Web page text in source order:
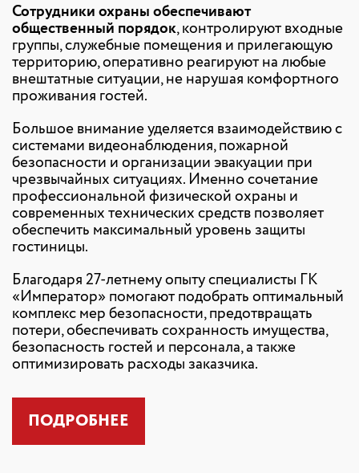
Сотрудники охраны обеспечивают
общественный порядок, контролируют входные
группы, служебные помещения и прилегающую
территорию, оперативно реагируют на любые
внештатные ситуации, не нарушая комфортного
проживания гостей.
Большое внимание уделяется взаимодействию с
системами видеонаблюдения, пожарной
безопасности и организации эвакуации при
чрезвычайных ситуациях. Именно сочетание
профессиональной физической охраны и
современных технических средств позволяет
обеспечить максимальный уровень защиты
гостиницы.
Благодаря 27-летнему опыту специалисты ГК
«Император» помогают подобрать оптимальный
комплекс мер безопасности, предотвращать
потери, обеспечивать сохранность имущества,
безопасность гостей и персонала, а также
оптимизировать расходы заказчика.
ПОДРОБНЕЕ